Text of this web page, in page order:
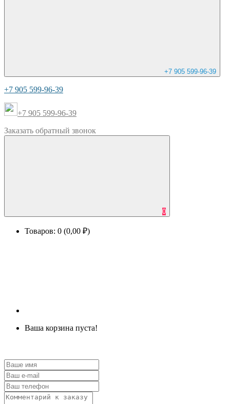
+7 905 599-96-39
+7 905 599-96-39
+7 905 599-96-39
Заказать обратный звонок
0
Товаров: 0 (0,00 ₽)
Ваша корзина пуста!